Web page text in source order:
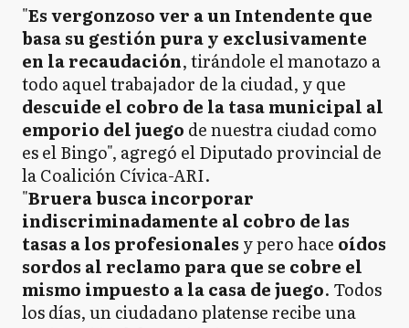
"Es vergonzoso ver a un Intendente que
basa su gestión pura y exclusivamente
en la recaudación, tirándole el manotazo a
todo aquel trabajador de la ciudad, y que
descuide el cobro de la tasa municipal al
emporio del juego de nuestra ciudad como
es el Bingo", agregó el Diputado provincial de
la Coalición Cívica-ARI.
"Bruera busca incorporar
indiscriminadamente al cobro de las
tasas a los profesionales y pero hace oídos
sordos al reclamo para que se cobre el
mismo impuesto a la casa de juego. Todos
los días, un ciudadano platense recibe una